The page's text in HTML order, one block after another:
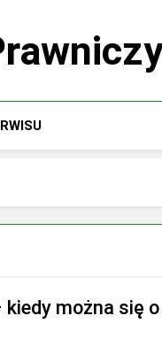
można się o